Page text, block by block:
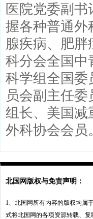
医院党委副
握各种普通外
腺疾病、肥
科分会全国中
科学组全国委
员会副主任
组长、美国减
外科协会会员
北国网版权与免责声明：
1、北国网所有内容的版权均属
式将北国网的各项资源转载、